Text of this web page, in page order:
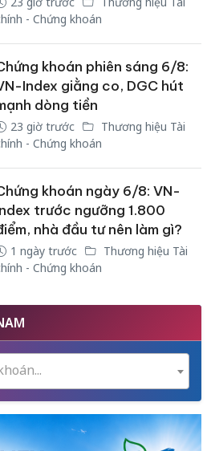
- Chứng khoán
khoán phiên sáng 6/8:
Index giằng co, DGC hút
dòng tiền
23 giờ trước
Thương hiệu Tài
- Chứng khoán
khoán ngày 6/8: VN-
trước ngưỡng 1.800
nhà đầu tư nên làm gì?
1 ngày trước
Thương hiệu Tài
- Chứng khoán